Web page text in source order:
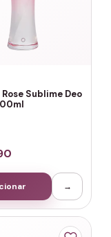
Sublime Deo
→